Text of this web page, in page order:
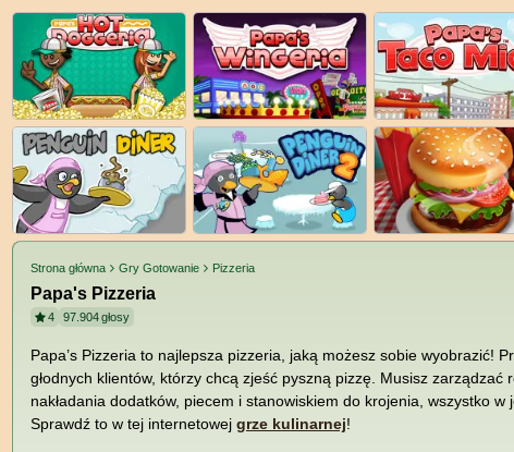
Strona główna Gry Gotowanie Pizzeria
Papa's Pizzeria
4 97.904głosy
Papa’s Pizzeria to najlepsza pizzeria, jaką możesz sobie wyobrazić!
głodnych klientów, którzy chcą zjeść pyszną pizzę. Musisz zarządzać
nakładania dodatków, piecem i stanowiskiem do krojenia, wszystko
Sprawdź to w tej internetowej grze kulinarnej!